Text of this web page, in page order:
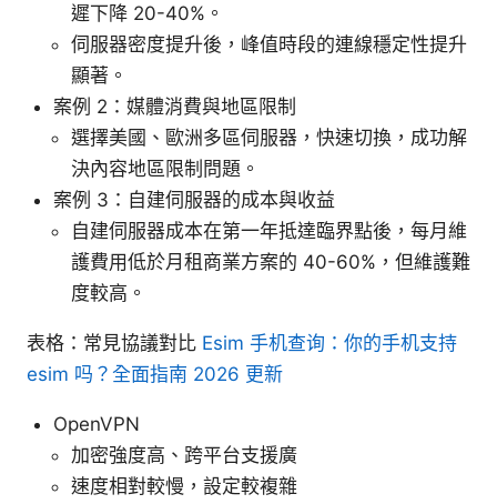
遲下降 20-40%。
伺服器密度提升後，峰值時段的連線穩定性提升
顯著。
案例 2：媒體消費與地區限制
選擇美國、歐洲多區伺服器，快速切換，成功解
決內容地區限制問題。
案例 3：自建伺服器的成本與收益
自建伺服器成本在第一年抵達臨界點後，每月維
護費用低於月租商業方案的 40-60%，但維護難
度較高。
表格：常見協議對比 Esim 手机查询：你的手机支持
esim 吗？全面指南 2026 更新
OpenVPN
加密強度高、跨平台支援廣
速度相對較慢，設定較複雜